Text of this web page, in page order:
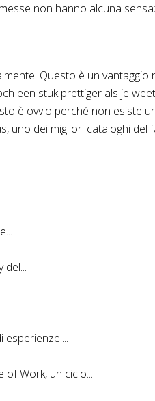
non hanno alcuna
Questo è un
een stuk prettiger als je
è ovvio perché non esiste
uno dei migliori cataloghi
Work, un ciclo...